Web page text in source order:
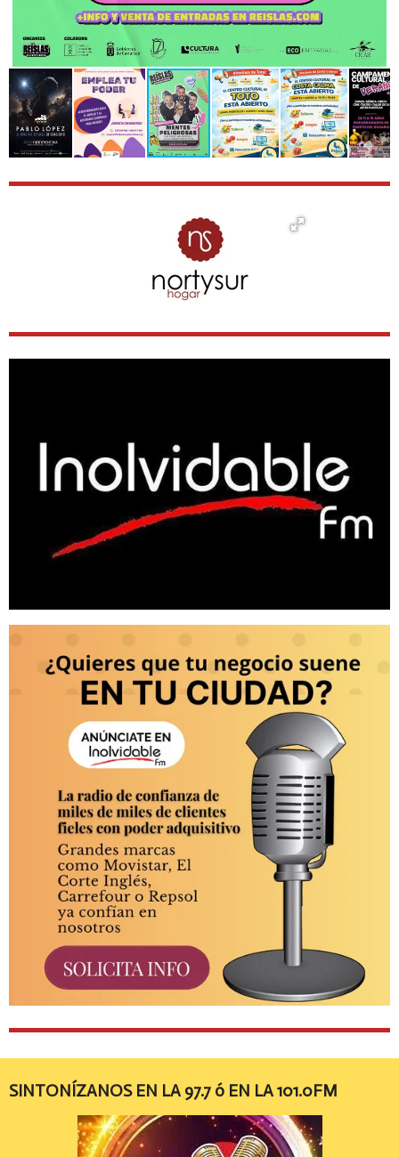
SINTONÍZANOS EN LA 97.7 ó EN LA 101.0FM